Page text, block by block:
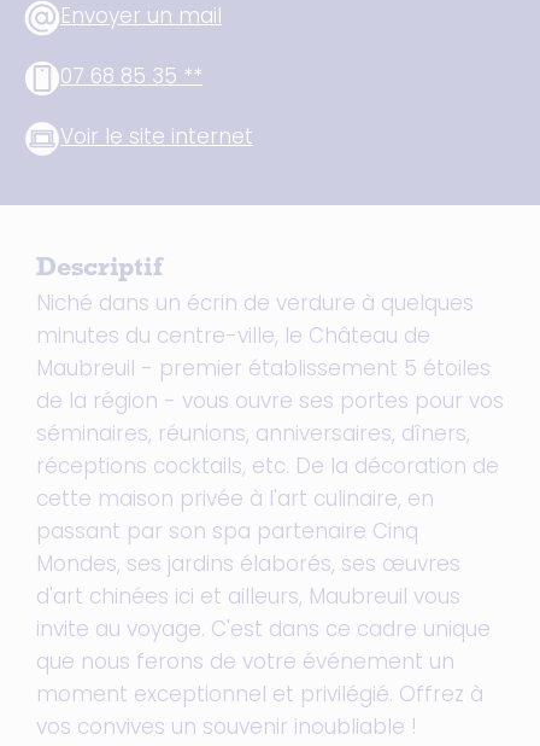
Envoyer un mail
07 68 85 35 **
Voir le site internet
Descriptif
Niché dans un écrin de verdure à quelques
minutes du centre-ville, le Château de
Maubreuil - premier établissement 5 étoiles
de la région - vous ouvre ses portes pour vos
séminaires, réunions, anniversaires, dîners,
réceptions cocktails, etc. De la décoration de
cette maison privée à l'art culinaire, en
passant par son spa partenaire Cinq
Mondes, ses jardins élaborés, ses œuvres
d'art chinées ici et ailleurs, Maubreuil vous
invite au voyage. C'est dans ce cadre unique
que nous ferons de votre événement un
moment exceptionnel et privilégié. Offrez à
vos convives un souvenir inoubliable !